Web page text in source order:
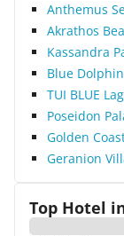
Anthemus
Akrathos
Kassandra
Blue
TUI BLUE
Poseidon
Golden
Geranion
Top Hotel